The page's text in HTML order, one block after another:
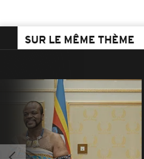
SUR LE MÊME THÈME